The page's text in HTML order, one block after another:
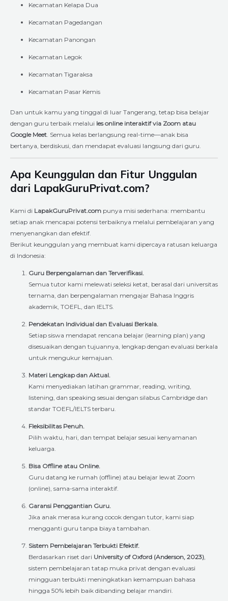
Kecamatan Kelapa Dua
Kecamatan Pagedangan
Kecamatan Panongan
Kecamatan Legok
Kecamatan Tigaraksa
Kecamatan Pasar Kemis
Dan untuk kamu yang tinggal di luar Tangerang, tetap bisa belajar
dengan guru terbaik melalui les online interaktif via Zoom atau
Google Meet . Semua kelas berlangsung real-time—anak bisa
bertanya, berdiskusi, dan mendapat evaluasi langsung dari guru.
Apa Keunggulan dan Fitur Unggulan
dari LapakGuruPrivat.com?
Kami di LapakGuruPrivat.com punya misi sederhana: membantu
setiap anak mencapai potensi terbaiknya melalui pembelajaran yang
menyenangkan dan efektif.
Berikut keunggulan yang membuat kami dipercaya ratusan keluarga
di Indonesia:
Guru Berpengalaman dan Terverifikasi.
Semua tutor kami melewati seleksi ketat, berasal dari universitas
ternama, dan berpengalaman mengajar Bahasa Inggris
akademik, TOEFL, dan IELTS.
Pendekatan Individual dan Evaluasi Berkala.
Setiap siswa mendapat rencana belajar (learning plan) yang
disesuaikan dengan tujuannya, lengkap dengan evaluasi berkala
untuk mengukur kemajuan.
Materi Lengkap dan Aktual.
Kami menyediakan latihan grammar, reading, writing,
listening, dan speaking sesuai dengan silabus Cambridge dan
standar TOEFL/IELTS terbaru.
Fleksibilitas Penuh.
Pilih waktu, hari, dan tempat belajar sesuai kenyamanan
keluarga.
Bisa Offline atau Online.
Guru datang ke rumah (offline) atau belajar lewat Zoom
(online), sama-sama interaktif.
Garansi Penggantian Guru.
Jika anak merasa kurang cocok dengan tutor, kami siap
mengganti guru tanpa biaya tambahan.
Sistem Pembelajaran Terbukti Efektif.
Berdasarkan riset dari University of Oxford (Anderson, 2023)
sistem pembelajaran tatap muka privat dengan evaluasi
mingguan terbukti meningkatkan kemampuan bahasa
hingga 50% lebih baik dibanding belajar mandiri.